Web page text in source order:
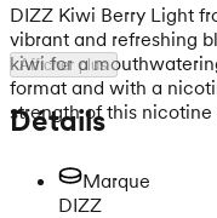
DIZZ Kiwi Berry Light
vibrant and refreshing
kiwi for a
format and with a
strength of this
Afficher plus
Détails
Marque
DIZZ